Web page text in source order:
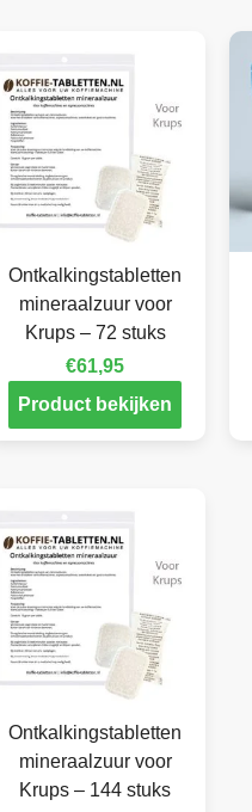
Ontkalkingstabletten
mineraalzuur voor
Krups – 72 stuks
€61,95
Product bekijken
Ontkalkingstabletten
mineraalzuur voor
Krups – 144 stuks